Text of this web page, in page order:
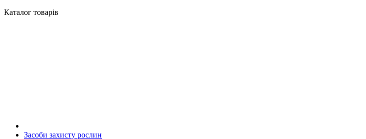
Каталог товарів
Засоби захисту рослин